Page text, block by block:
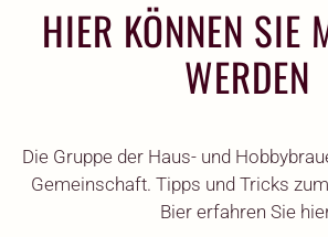
HIER KÖNNEN SIE
WERDEN
Die Gruppe der Haus- und
Gemeinschaft. Tipps und Tricks
Bier erfahren Sie